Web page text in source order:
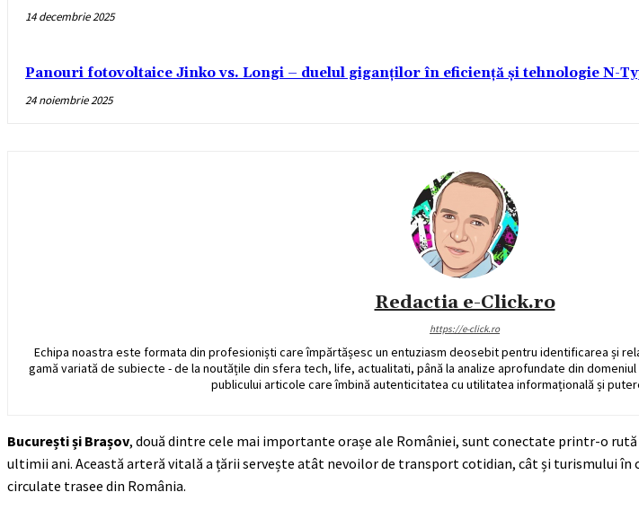
14 decembrie 2025
Panouri fotovoltaice Jinko vs. Longi – duelul giganților în eficiență și tehnologie N-
24 noiembrie 2025
Redactia e-Click.ro
https://e-click.ro
Echipa noastra este formata din profesioniști care împărtășesc un entuziasm deosebit pentru identificarea și
gamă variată de subiecte - de la noutățile din sfera tech, life, actualitati, până la analize aprofundate din
publicului articole care îmbină autenticitatea cu utilitatea informațională și
București și Brașov, două dintre cele mai importante orașe ale României, sunt conectate printr-o
ultimii ani. Această arteră vitală a țării servește atât nevoilor de transport cotidian, cât și turismului în
circulate trasee din România.